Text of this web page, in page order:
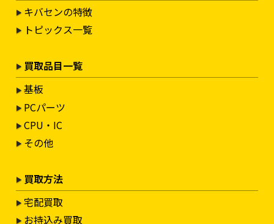
キバセンの特徴
トピックス一覧
買取品目一覧
基板
PCパーツ
CPU・IC
その他
買取方法
宅配買取
お持込み買取